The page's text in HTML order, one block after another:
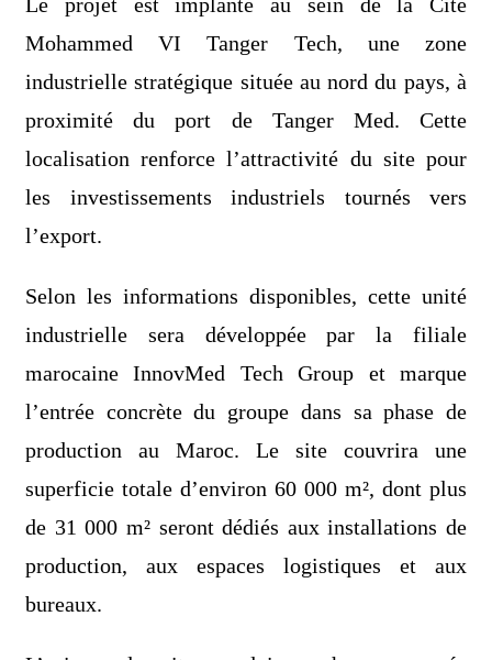
Mohammed VI Tanger Tech, une zone
industrielle stratégique située au nord du pays, à
proximité du port de Tanger Med. Cette
localisation renforce l’attractivité du site pour
les investissements industriels tournés vers
l’export.
Selon les informations disponibles, cette unité
industrielle sera développée par la filiale
marocaine InnovMed Tech Group et marque
l’entrée concrète du groupe dans sa phase de
production au Maroc. Le site couvrira une
superficie totale d’environ 60 000 m², dont plus
de 31 000 m² seront dédiés aux installations de
production, aux espaces logistiques et aux
bureaux.